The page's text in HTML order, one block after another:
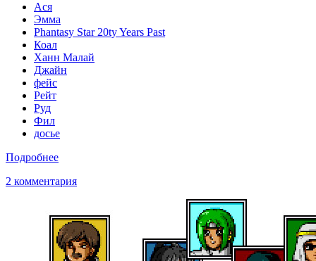
Ася
Эмма
Phantasy Star 20ty Years Past
Коал
Ханн Малай
Джайн
фейс
Рейт
Руд
Фил
досье
Подробнее
2 комментария